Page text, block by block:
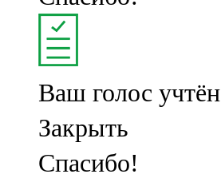
Ваш голос учтён
Закрыть
Спасибо!